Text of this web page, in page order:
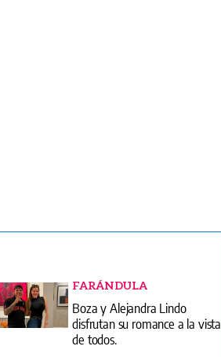
FARÁNDULA
Boza y Alejandra Lindo
disfrutan su romance a la vista
de todos.